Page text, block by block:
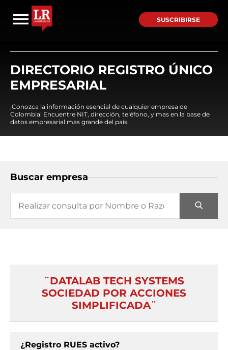
SUSCRIBIRSE
DIRECTORIO REGISTRO ÚNICO
EMPRESARIAL
¡Conozca la información esencial de cualquier empresa de
Colombia! Encuentre NIT, dirección, teléfono, y mas en la base de
datos empresarial mas grande del país.
Buscar empresa
¨DATALAB TECH SYSTEMS
SOCIEDAD POR ACCIONES
SIMPLIFICADA¨
¿Registro RUES activo?